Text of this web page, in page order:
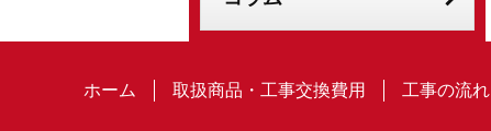
ホーム 取扱商品・工事交換費用 工事の流れ